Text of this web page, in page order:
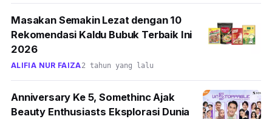
Masakan Semakin Lezat dengan 10
Rekomendasi Kaldu Bubuk Terbaik Ini
2026
ALIFIA NUR FAIZA2 tahun yang lalu
Anniversary Ke 5, Somethinc Ajak
Beauty Enthusiasts Eksplorasi Dunia